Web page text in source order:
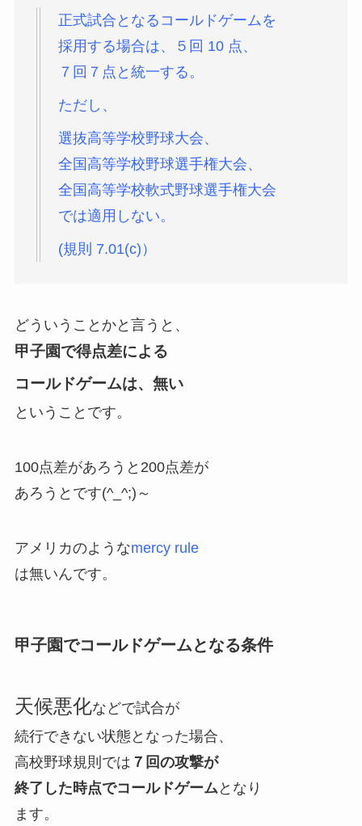
正式試合となるコールドゲームを
採用する場合は、５回 10 点、
７回７点と統一する。
ただし、
選抜高等学校野球大会、
全国高等学校野球選手権大会、
全国高等学校軟式野球選手権大会
では適用しない。
(規則 7.01(c)）
どういうことかと言うと、
甲子園で得点差による
コールドゲームは、無い
ということです。
100点差があろうと200点差が
あろうとです(^_^;)～
アメリカのようなmercy rule
は無いんです。
甲子園でコールドゲームとなる条件
天候悪化などで試合が
続行できない状態となった場合、
高校野球規則では ７回の攻撃が
終了した時点でコールドゲーム となり
ます。